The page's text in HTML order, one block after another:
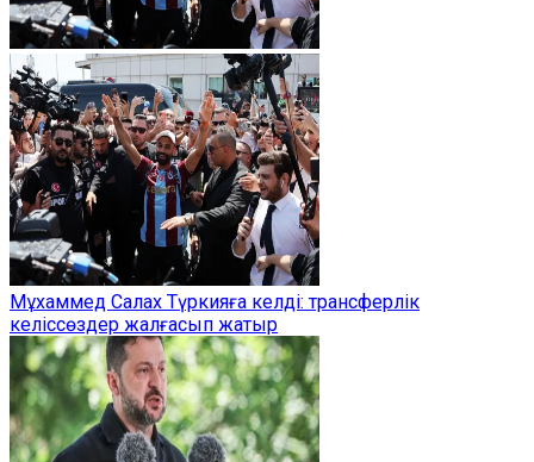
Мұхаммед Салах Түркияға келді: трансферлік
келіссөздер жалғасып жатыр